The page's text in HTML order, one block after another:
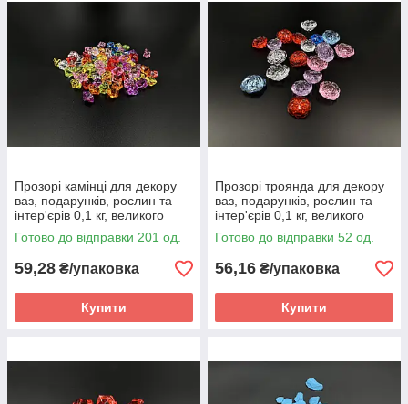
Прозорі камінці для декору
ваз, подарунків, рослин та
інтер'єрів 0,1 кг, великого
розміру, кольорові
Готово до відправки 201 од.
59,28 ₴/упаковка
Купити
Прозорі троянда для декору
ваз, подарунків, рослин та
інтер'єрів 0,1 кг, великого
розміру, кольорові
Готово до відправки 52 од.
56,16 ₴/упаковка
Купити